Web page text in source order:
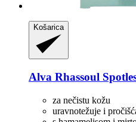
Košarica
Alva Rhassoul
za nečistu kožu
uravnotežuje i